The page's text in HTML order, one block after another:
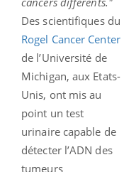
Des scientifiques du
Rogel Cancer Center
de l’Université de
Michigan, aux Etats-
Unis, ont mis au
point un test
urinaire capable de
détecter l’ADN des
tumeurs